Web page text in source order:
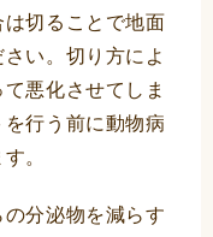
切ることで地面
い。切り方によ
悪化させてしま
行う前に動物病
。
分泌物を減らす